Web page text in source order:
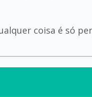
coisa é só